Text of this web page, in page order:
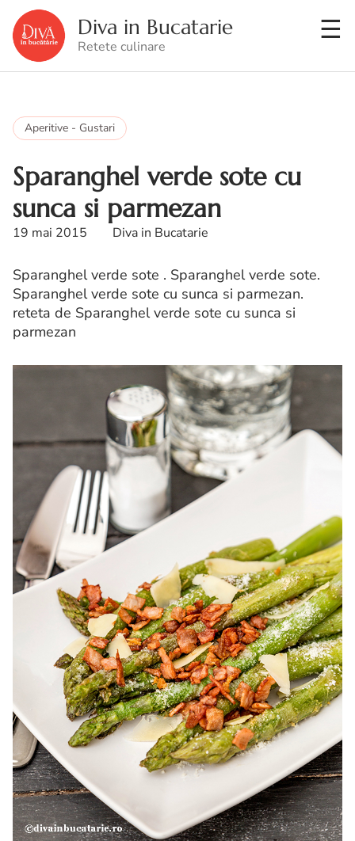
Diva in Bucatarie
Retete culinare
Aperitive - Gustari
Sparanghel verde sote cu
sunca si parmezan
19 mai 2015 Diva in Bucatarie
Sparanghel verde sote . Sparanghel verde sote.
Sparanghel verde sote cu sunca si parmezan.
reteta de Sparanghel verde sote cu sunca si
parmezan